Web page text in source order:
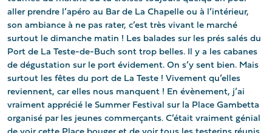
aller prendre l’apéro au Bar de La Chapelle ou à l’intérieur,
son ambiance à ne pas rater, c’est très vivant le marché
surtout le dimanche matin ! Les balades sur les prés salés du
Port de La Teste-de-Buch sont trop belles. Il y a les cabanes
de dégustation sur le port évidement. On s’y sent bien. Mais
surtout les fêtes du port de La Teste ! Vivement qu’elles
reviennent, car elles nous manquent ! En évènement, j’ai
vraiment apprécié le Summer Festival sur la Place Gambetta
organisé par les jeunes commerçants. C’était vraiment génial